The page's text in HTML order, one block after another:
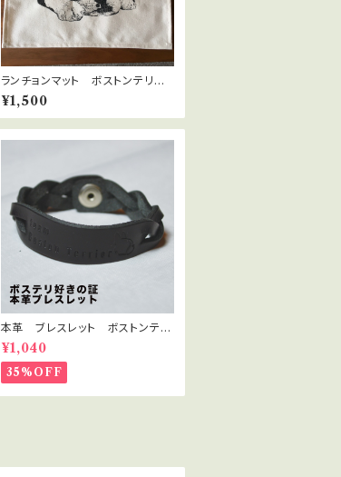
ランチョンマット ボストンテリ
ア パピーバージョン
¥1,500
本革 ブレスレット ボストンテリ
ア 本革ブレスレット（色：黒）
¥1,040
35%OFF